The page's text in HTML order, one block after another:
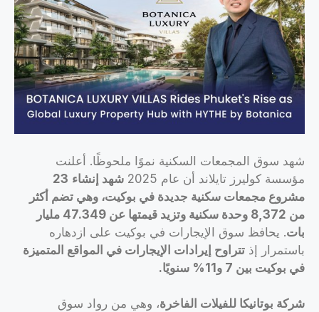
شهد سوق المجمعات السكنية نموًا ملحوظًا. أعلنت
مؤسسة كوليرز تايلاند أن عام 2025
شهد إنشاء 23
مشروع مجمعات سكنية جديدة في بوكيت، وهي تضم أكثر
من 8,372 وحدة سكنية وتزيد قيمتها عن 47.349 مليار
بات. يحافظ سوق الإيجارات في بوكيت على ازدهاره
باستمرار إذ تتراوح إيرادات الإيجارات في المواقع المتميزة
في بوكيت بين 7 و11% سنويًا
.
شركة بوتانيكا للفيلات الفاخرة، وهي من رواد سوق